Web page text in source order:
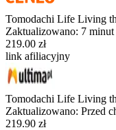
Tomodachi Life Living
Zaktualizowano: 7 minut
219.00 zł
link afiliacyjny
Tomodachi Life Living
Zaktualizowano: Przed
219.90 zł